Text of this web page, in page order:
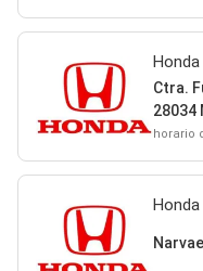
Honda
Ctra.
28034
horario
Honda